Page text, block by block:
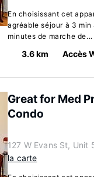
En choisissant cet
agréable séjour à 3
minutes de marche de...
3.6 km Accès
Great for Med
Condo
127 W Evans St, Unit
la carte